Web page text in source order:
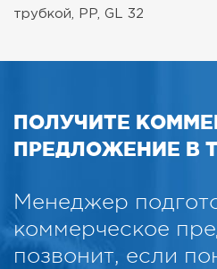
трубкой, PP, GL 32
ПОЛУЧИТЕ
ПРЕДЛОЖЕНИЕ В
Менеджер
коммерческое
позвонит, если